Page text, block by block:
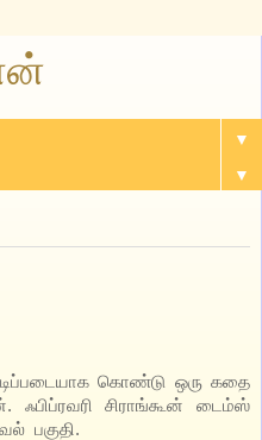
▼
▼
கொண்டு ஒரு கதை
ஃபிப்ரவரி சிராங்கூன் டைம்ஸ்
பகுதி.